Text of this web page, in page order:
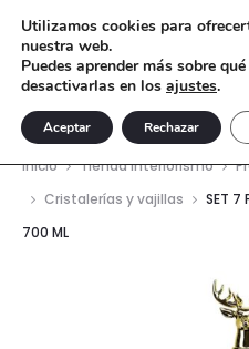
Inicio Tienda interiorismo
Cristalerías y vajillas
SET 7
700 ML
Utilizamos cookies para
nuestra web.
Puedes aprender más sobre
desactivarlas en los ajustes.
Aceptar Rechazar